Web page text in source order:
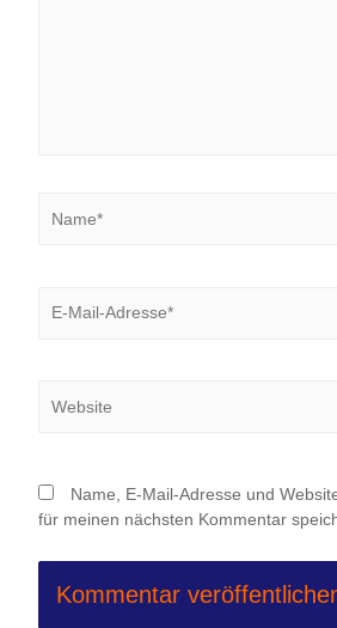
Mail-
Name, E-Mail-Adresse und
für meinen nächsten Kommentar